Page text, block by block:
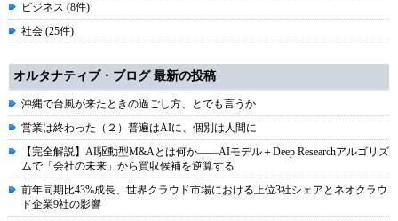
ビジネス (8件)
社会 (25件)
オルタナティブ・ブログ 最新の投稿
沖縄で台風が来たときの過ごし方、とでも言うか
営業は終わった（２）普遍はAIに、個別は人間に
【完全解説】AI駆動型M&Aとは何か――AIモデル＋Deep Researchアルゴリズ
ムで「会社の未来」から買収候補を逆算する
前年同期比43%成長、世界クラウド市場における上位3社シェアとネオクラウ
ド企業9社の影響